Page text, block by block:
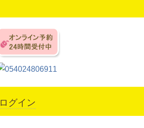
ログイン